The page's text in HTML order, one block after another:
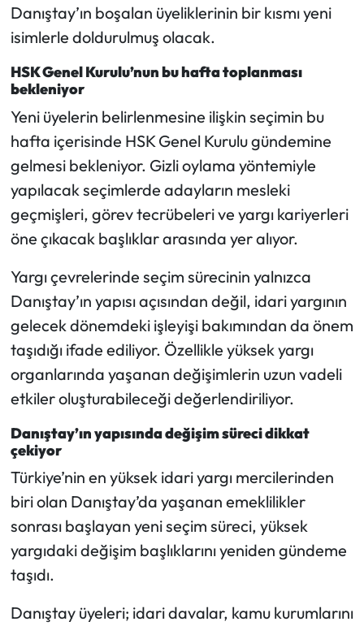
Danıştay’ın boşalan üyeliklerinin bir kısmı yeni
isimlerle doldurulmuş olacak.
HSK Genel Kurulu’nun bu hafta toplanması
bekleniyor
Yeni üyelerin belirlenmesine ilişkin seçimin bu
hafta içerisinde HSK Genel Kurulu gündemine
gelmesi bekleniyor. Gizli oylama yöntemiyle
yapılacak seçimlerde adayların mesleki
geçmişleri, görev tecrübeleri ve yargı kariyerleri
öne çıkacak başlıklar arasında yer alıyor.
Yargı çevrelerinde seçim sürecinin yalnızca
Danıştay’ın yapısı açısından değil, idari yargının
gelecek dönemdeki işleyişi bakımından da önem
taşıdığı ifade ediliyor. Özellikle yüksek yargı
organlarında yaşanan değişimlerin uzun vadeli
etkiler oluşturabileceği değerlendiriliyor.
Danıştay’ın yapısında değişim süreci dikkat
çekiyor
Türkiye’nin en yüksek idari yargı mercilerinden
biri olan Danıştay’da yaşanan emeklilikler
sonrası başlayan yeni seçim süreci, yüksek
yargıdaki değişim başlıklarını yeniden gündeme
taşıdı.
Danıştay üyeleri; idari davalar, kamu kurumlarını